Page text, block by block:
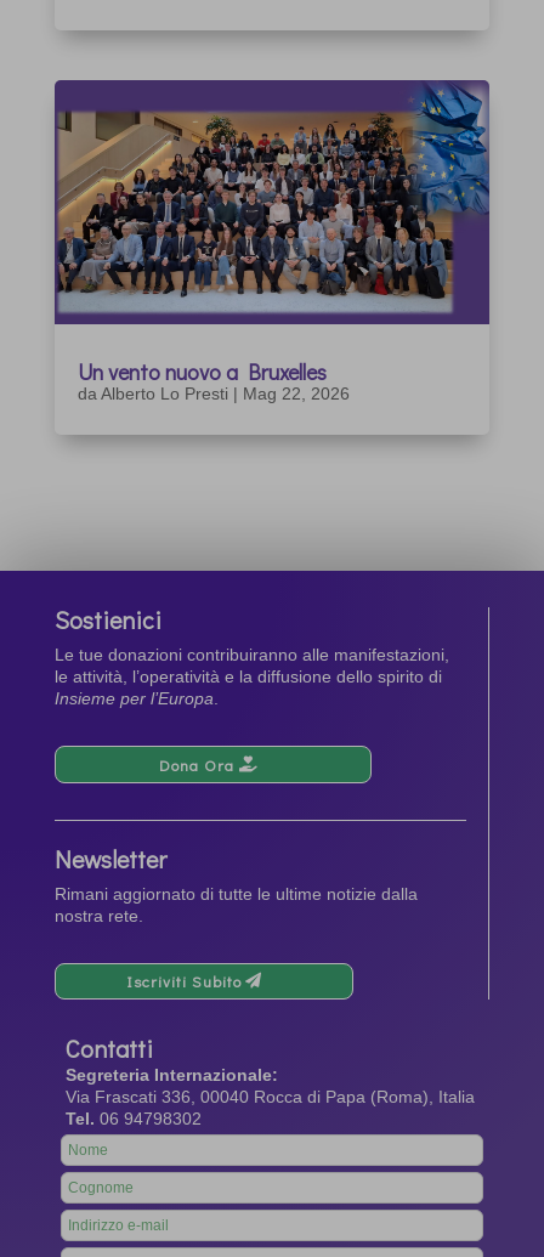
Un vento nuovo a Bruxelles
daAlberto Lo Presti | Mag 22, 2026
Sostienici
Le tue donazioni contribuiranno alle manifestazioni,
le attività, l’operatività e la diffusione dello spirito di
Insieme per l’Europa.
Dona Ora
Newsletter
Rimani aggiornato di tutte le ultime notizie dalla
nostra rete.
Iscriviti Subito
Contatti
Segreteria Internazionale:
Via Frascati 336, 00040 Rocca di Papa (Roma), Italia
Tel. 06 94798302
Leave
this
field
blank